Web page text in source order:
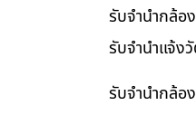
รับจำนำกล้อ
รับจํานําแจ้ง
รับจำนำกล้อ